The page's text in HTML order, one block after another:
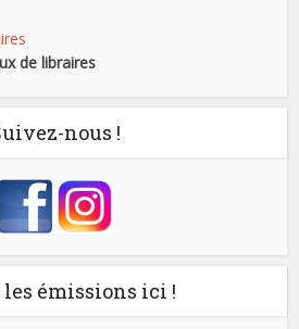
de libraires
nous !
les émissions ici !